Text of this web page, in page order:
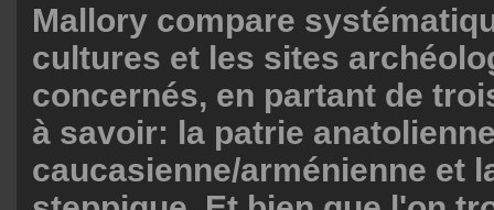
Mallory compare
cultures et les sites
concernés, en partant de
à savoir: la patrie
caucasienne/arménienne et